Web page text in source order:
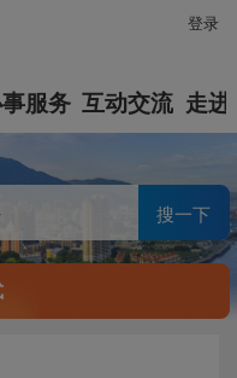
登录
服务 互动交流 走进
搜一下